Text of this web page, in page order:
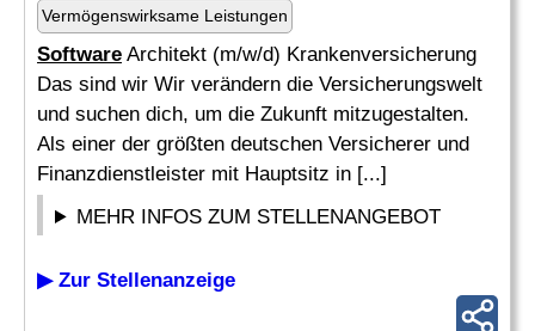
Vermögenswirksame Leistungen
Software Architekt (m/w/d) Krankenversicherung
Das sind wir Wir verändern die Versicherungswelt
und suchen dich, um die Zukunft mitzugestalten.
Als einer der größten deutschen Versicherer und
Finanzdienstleister mit Hauptsitz in [...]
MEHR INFOS ZUM STELLENANGEBOT
▶ Zur Stellenanzeige